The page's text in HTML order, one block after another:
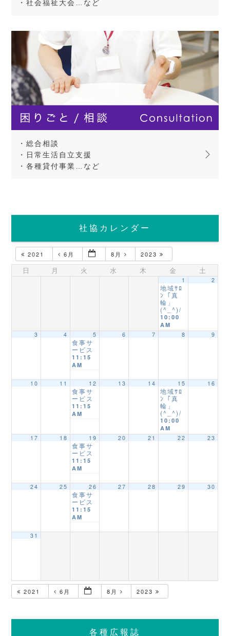
・社会福祉大会…など
・総合相談
・日常生活自立支援
・各種貸付事業…など
社協カレンダー
2021 6月 8月 2023
日 月 火 水 木 金 土
1
地域ｻﾛ
ﾝ「真
輪」
(^_^)/
10:00
AM
2
3 4 5
食事サ
ービス
11:15
AM
6 7 8 9
10 11 12
食事サ
ービス
11:15
AM
13 14 15
地域ｻﾛ
ﾝ「真
輪」
(^_^)/
10:00
AM
16
17 18 19
食事サ
ービス
11:15
AM
20 21 22 23
24 25 26
食事サ
ービス
11:15
AM
27 28 29 30
31
2021 6月 8月 2023
各種広報誌